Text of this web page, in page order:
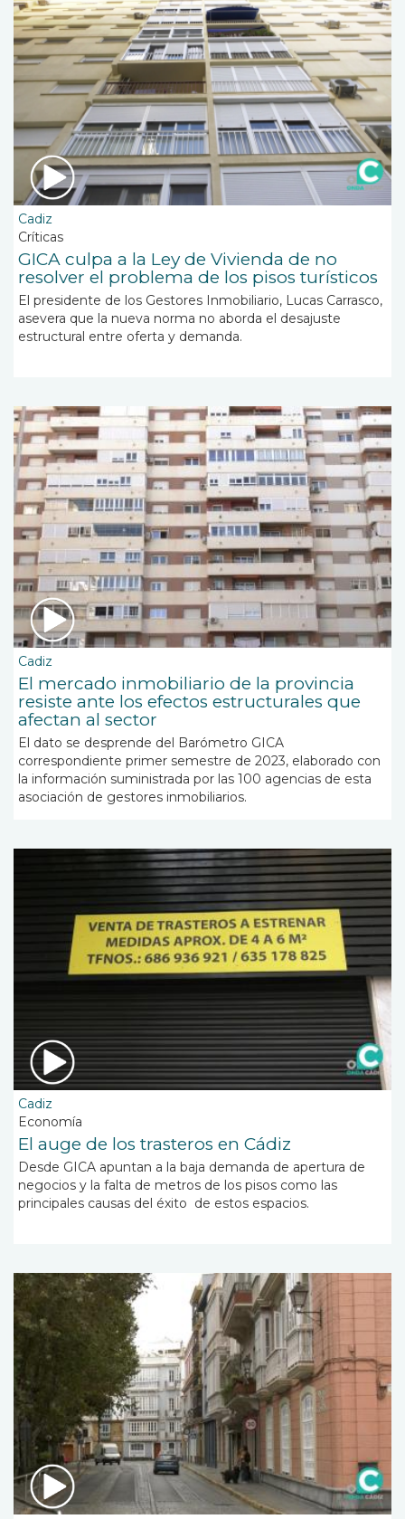
Cadiz
Críticas
GICA culpa a la Ley de Vivienda de no
resolver el problema de los pisos turísticos
El presidente de los Gestores Inmobiliario, Lucas Carrasco,
asevera que la nueva norma no aborda el desajuste
estructural entre oferta y demanda.
Cadiz
El mercado inmobiliario de la provincia
resiste ante los efectos estructurales que
afectan al sector
El dato se desprende del Barómetro GICA
correspondiente primer semestre de 2023, elaborado con
la información suministrada por las 100 agencias de esta
asociación de gestores inmobiliarios.
Cadiz
Economía
El auge de los trasteros en Cádiz
Desde GICA apuntan a la baja demanda de apertura de
negocios y la falta de metros de los pisos como las
principales causas del éxito de estos espacios.